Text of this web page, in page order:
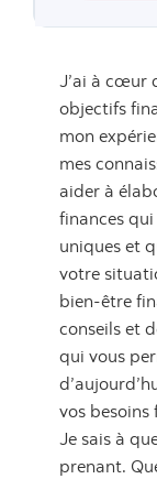
J’ai à cœur
objectifs
mon
mes
aider à
finances
uniques et
votre
bien-être
conseils et
qui vous
vos
Je sais à
prenant.